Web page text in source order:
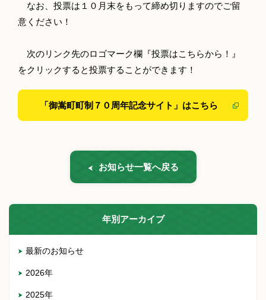
なお、投票は１０月末をもって締め切りますのでご留
意ください！
次のリンク先のロゴマーク欄『投票はこちらから！』
をクリックすると投票することができます！
「御嵩町町制７０周年記念サイト」はこちら
お知らせ一覧へ戻る
年別アーカイブ
最新のお知らせ
2026年
2025年